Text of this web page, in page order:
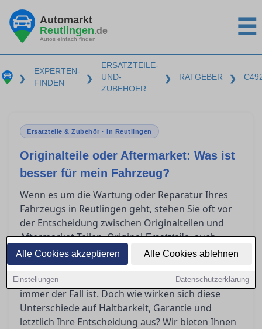
Alle Cookies akzeptieren Alle Cookies ablehnen
Einstellungen Datenschutzerklärung
Automarkt
Reutlingen.de
Autos einfach finden ☰
❯
EXPERTEN-
FINDEN
❯
ERSATZTEILE-
UND-
ZUBEHOER
❯ RATGEBER ❯
Ersatzteile & Zubehör · in Reutlingen
Originalteile oder Aftermarket: Was ist
besser für mein Fahrzeug?
Wenn es um die Wartung oder Reparatur Ihres
Fahrzeugs in Reutlingen geht, stehen Sie oft vor
der Entscheidung zwischen Originalteilen und
Aftermarket-Teilen. Original-Ersatzteile, auch
OEM-Teile genannt, stammen direkt vom
Fahrzeughersteller und garantieren
Passgenauigkeit, was bei Aftermarket-Teilen nicht
immer der Fall ist. Doch wie wirken sich diese
Unterschiede auf Haltbarkeit, Garantie und
letztlich Ihre Entscheidung aus? Wir bieten Ihnen